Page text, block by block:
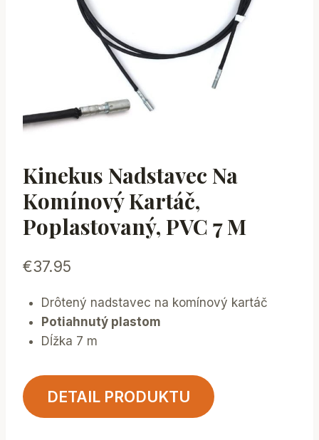
Kinekus Nadstavec Na
Komínový Kartáč,
Poplastovaný, PVC 7 M
€37.95
Drôtený nadstavec na komínový kartáč
Potiahnutý plastom
Dĺžka 7 m
DETAIL PRODUKTU